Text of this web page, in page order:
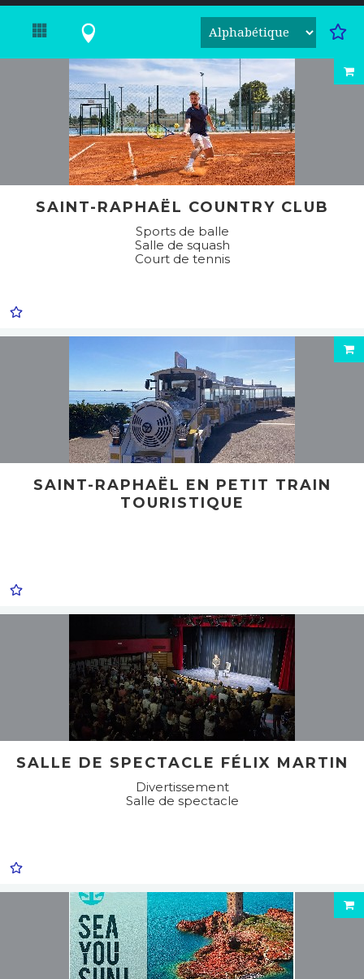
SAINT-RAPHAËL COUNTRY CLUB
Sports de balle
Salle de squash
Court de tennis
SAINT-RAPHAËL EN PETIT TRAIN
TOURISTIQUE
SALLE DE SPECTACLE FÉLIX MARTIN
Divertissement
Salle de spectacle